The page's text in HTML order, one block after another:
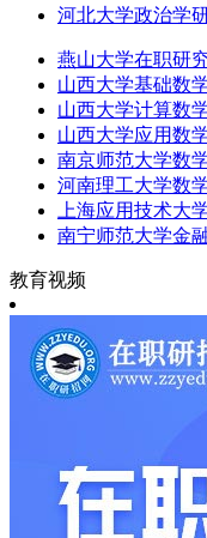
河北大学政治学
燕山大学在职研
山西大学基础数
山西大学计算数
山西大学应用数
南京师范大学数
河南理工大学数
上海应用技术大
南宁师范大学金
教育视频